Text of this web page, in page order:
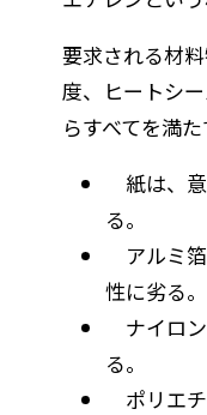
要求される材
度、ヒートシ
らすべてを満た
紙は、
る。
アルミ
性に劣る。
ナイロ
る。
ポリエ